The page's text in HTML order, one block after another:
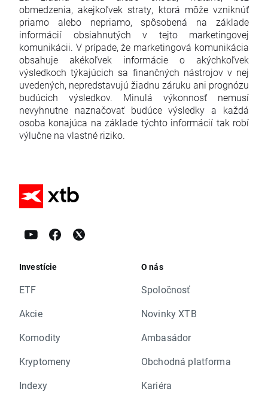
obmedzenia, akejkoľvek straty, ktorá môže vzniknúť
priamo alebo nepriamo, spôsobená na základe
informácií obsiahnutých v tejto marketingovej
komunikácii. V prípade, že marketingová komunikácia
obsahuje akékoľvek informácie o akýchkoľvek
výsledkoch týkajúcich sa finančných nástrojov v nej
uvedených, nepredstavujú žiadnu záruku ani prognózu
budúcich výsledkov. Minulá výkonnosť nemusí
nevyhnutne naznačovať budúce výsledky a každá
osoba konajúca na základe týchto informácií tak robí
výlučne na vlastné riziko.
Investície
ETF
Akcie
Komodity
Kryptomeny
Indexy
O nás
Spoločnosť
Novinky XTB
Ambasádor
Obchodná platforma
Kariéra